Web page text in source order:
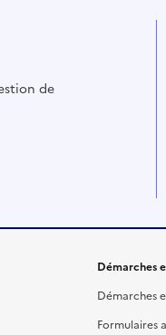
de
Démarches
Démarches
Formulaires